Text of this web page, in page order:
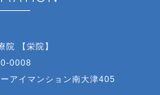
院 【栄院】
0008
アイマンション南大津405